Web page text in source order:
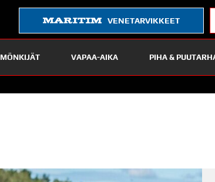
VENETARVIKKEET
MÖNKIJÄT VAPAA-AIKA PIHA &